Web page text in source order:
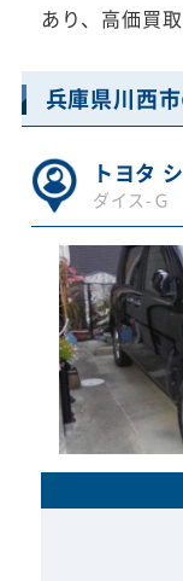
あり、高価買
兵庫県川西
トヨタ
ダイス-Ｇ